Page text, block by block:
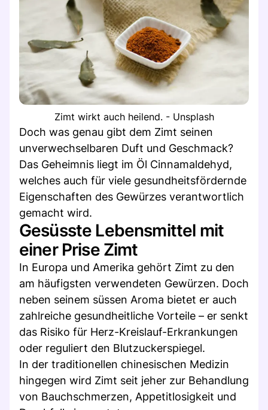
Zimt wirkt auch heilend. - Unsplash
Doch was genau gibt dem Zimt seinen
unverwechselbaren Duft und Geschmack?
Das Geheimnis liegt im Öl Cinnamaldehyd,
welches auch für viele gesundheitsfördernde
Eigenschaften des Gewürzes verantwortlich
gemacht wird.
Gesüsste Lebensmittel mit
einer Prise Zimt
In Europa und Amerika gehört Zimt zu den
am häufigsten verwendeten Gewürzen. Doch
neben seinem süssen Aroma bietet er auch
zahlreiche gesundheitliche Vorteile – er senkt
das Risiko für Herz-Kreislauf-Erkrankungen
oder reguliert den Blutzuckerspiegel.
In der traditionellen chinesischen Medizin
hingegen wird Zimt seit jeher zur Behandlung
von Bauchschmerzen, Appetitlosigkeit und